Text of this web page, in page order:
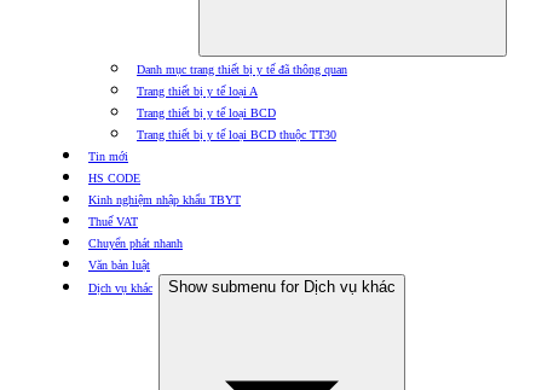
Danh mục trang thiết bị y tế đã thông quan
Trang thiết bị y tế loại A
Trang thiết bị y tế loại BCD
Trang thiết bị y tế loại BCD thuộc TT30
Tin mới
HS CODE
Kinh nghiệm nhập khẩu TBYT
Thuế VAT
Chuyển phát nhanh
Văn bản luật
Dịch vụ khác
Show submenu for Dịch vụ khác